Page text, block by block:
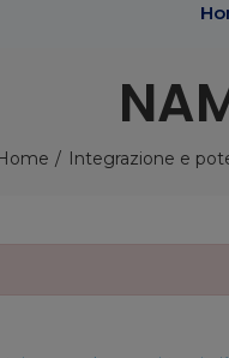
Integrazione e